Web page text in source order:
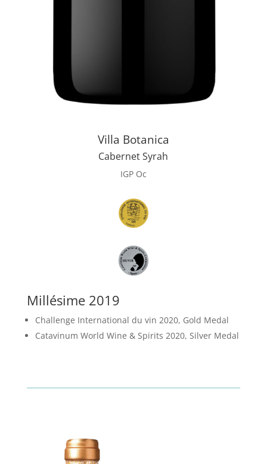
Villa Botanica
Cabernet Syrah
IGP Oc
Millésime 2019
Challenge International du vin 2020, Gold Medal
Catavinum World Wine & Spirits 2020, Silver Medal